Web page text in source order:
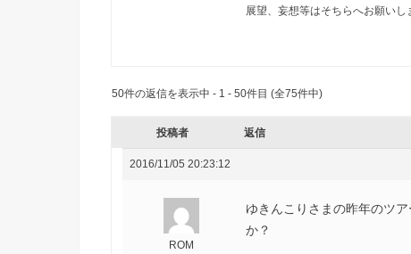
展望、妄想等はそちらへお願いし
50件の返信を表示中 - 1 - 50件目 (全75件中)
投稿者 返信
2016/11/05 20:23:12
ROM
ゆきんこりさまの昨年のツ
か？